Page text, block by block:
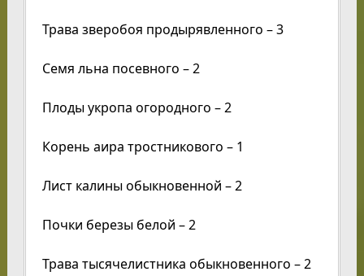
Трава зверобоя продырявленного – 3
Семя льна посевного – 2
Плоды укропа огородного – 2
Корень аира тростникового – 1
Лист калины обыкновенной – 2
Почки березы белой – 2
Трава тысячелистника обыкновенного – 2